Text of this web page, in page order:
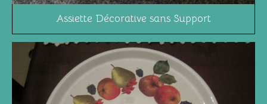
Assiette Décorative sans Support